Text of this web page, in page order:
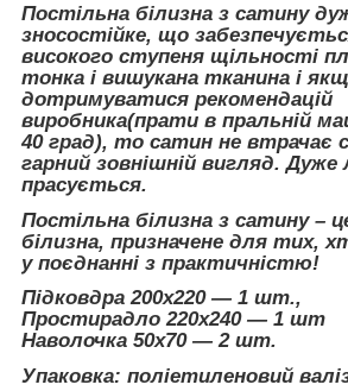
Постільна білизна з сатину
зносостійке, що
високого ступеня щільності
тонка і вишукана тканина і
дотримуватися рекомендацій
виробника(прати в пральній
40 град), то сатин не втрачає
гарний зовнішній вигляд. Дуже
прасується.
Постільна білизна з сатину –
білизна, призначене для тих,
у поєднанні з практичністю!
Підковдра 200х220 ― 1 шт.,
Простирадло 220х240 ― 1 шт
Наволочка 50х70 ― 2 шт.
Упаковка: поліетиленовий